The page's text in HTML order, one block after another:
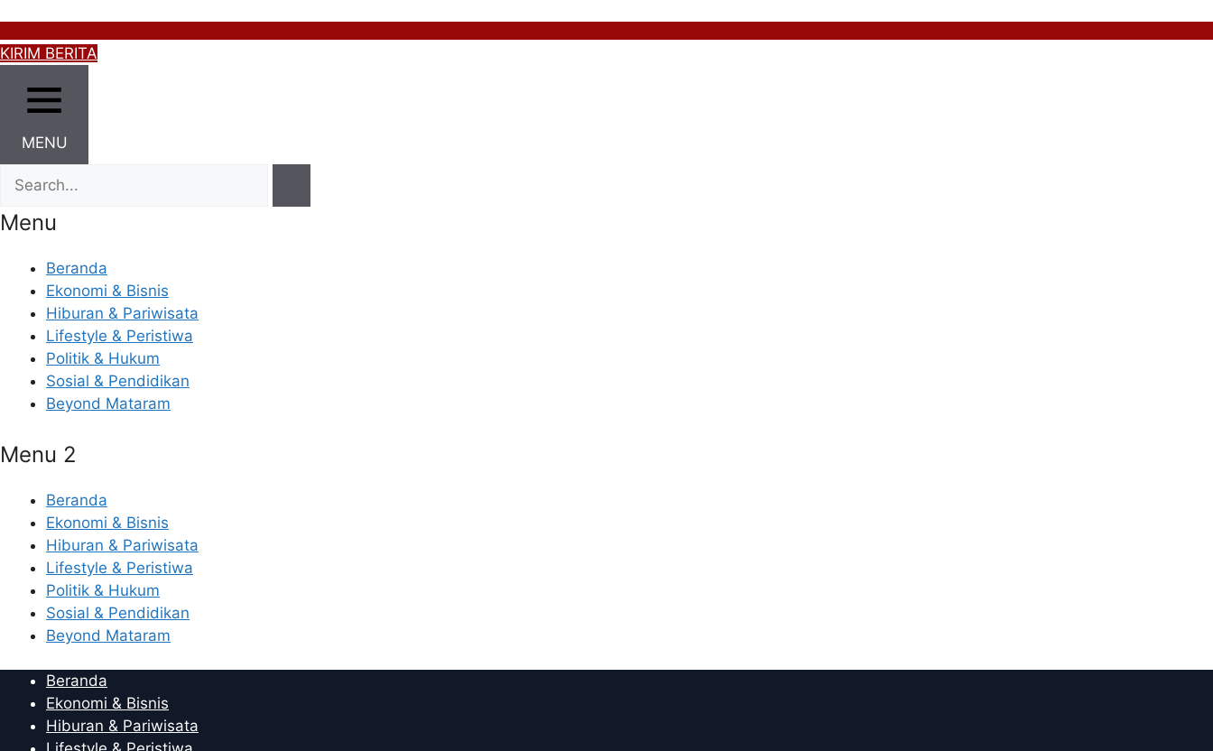
KIRIM BERITA
MENU
Menu
Beranda
Ekonomi & Bisnis
Hiburan & Pariwisata
Lifestyle & Peristiwa
Politik & Hukum
Sosial & Pendidikan
Beyond Mataram
Menu 2
Beranda
Ekonomi & Bisnis
Hiburan & Pariwisata
Lifestyle & Peristiwa
Politik & Hukum
Sosial & Pendidikan
Beyond Mataram
Beranda
Ekonomi & Bisnis
Hiburan & Pariwisata